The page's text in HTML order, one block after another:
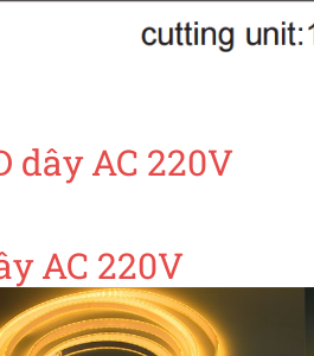
dây AC 220V
AC 220V